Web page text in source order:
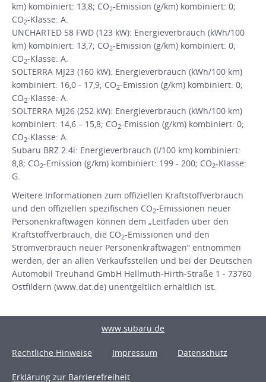
km) kombiniert: 13,8; CO2-Emission (g/km) kombiniert: 0;
CO2-Klasse: A.
UNCHARTED 58 FWD (123 kW): Energieverbrauch (kWh/100
km) kombiniert: 13,7; CO2-Emission (g/km) kombiniert: 0;
CO2-Klasse: A.
SOLTERRA MJ23 (160 kW): Energieverbrauch (kWh/100 km)
kombiniert: 16,0 - 17,9; CO2-Emission (g/km) kombiniert: 0;
CO2-Klasse: A.
SOLTERRA MJ26 (252 kW): Energieverbrauch (kWh/100 km)
kombiniert: 14,6 – 15,8; CO2-Emission (g/km) kombiniert: 0;
CO2-Klasse: A.
Subaru BRZ 2.4i: Energieverbrauch (l/100 km) kombiniert:
8,8; CO2-Emission (g/km) kombiniert: 199 - 200; CO2-Klasse:
G.
Weitere Informationen zum offiziellen Kraftstoffverbrauch
und den offiziellen spezifischen CO2-Emissionen neuer
Personenkraftwagen können dem „Leitfaden über den
Kraftstoffverbrauch, die CO2-Emissionen und den
Stromverbrauch neuer Personenkraftwagen“ entnommen
werden, der an allen Verkaufsstellen und bei der Deutschen
Automobil Treuhand GmbH Hellmuth-Hirth-Straße 1 - 73760
Ostfildern (www.dat.de) unentgeltlich erhältlich ist.
www.subaru.de
Rechtliche Hinweise Impressum Datenschutz
Erklärung zur Barrierefreiheit